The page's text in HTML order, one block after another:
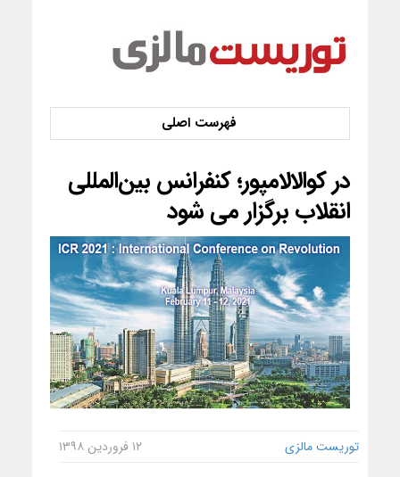
در کوالالامپور؛ کنفرانس بین‌المللی
انقلاب برگزار می شود
توریست مالزی ۱۲ فروردین ۱۳۹۸